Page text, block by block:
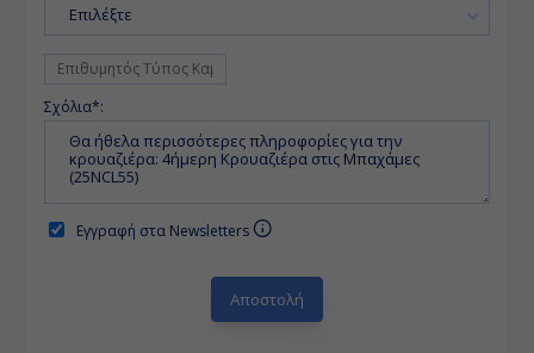
Επιλέξτε
Σχόλια*:
Εγγραφή στα Newsletters